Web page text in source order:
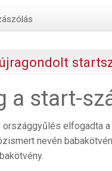
a
tudni
a start-
országgyűlés elfogadta
nevén